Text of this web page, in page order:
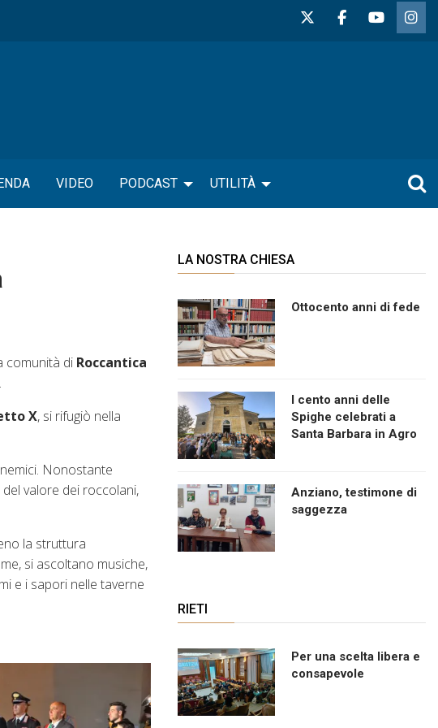
VIDEO PODCAST UTILITÀ
comunità di Roccantica
X, si rifugiò nella
Nonostante
valore dei roccolani,
la struttura
si ascoltano musiche,
e i sapori nelle taverne
LA NOSTRA CHIESA
Ottocento anni di fede
I cento anni delle
Spighe celebrati a
Santa Barbara in Agro
Anziano, testimone di
saggezza
RIETI
Per una scelta libera e
consapevole